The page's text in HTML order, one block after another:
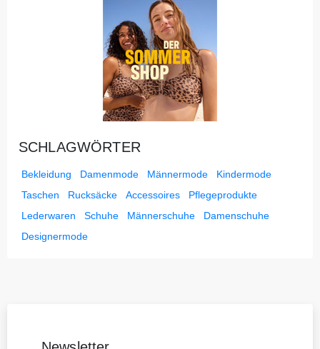
SCHLAGWÖRTER
Bekleidung Damenmode Männermode
Kindermode
Taschen
Rucksäcke Accessoires
Pflegeprodukte
Lederwaren
Schuhe Männerschuhe
Damenschuhe
Designermode